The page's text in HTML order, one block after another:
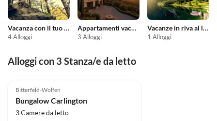
Vacanza con il tuo cane
4 Alloggi
Appartamenti vacanze economici
3 Alloggi
Vacanze in riva al lago
1 Alloggi
Alloggi con 3 Stanza/e da letto
Bitterfeld-Wolfen
Bungalow Carlington
3 Camere da letto